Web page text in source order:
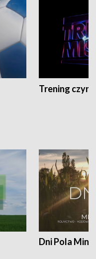
Trening czyni
Dni Pola